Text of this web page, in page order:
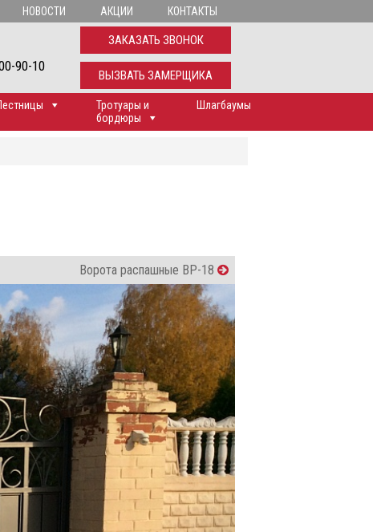
НОВОСТИ АКЦИИ КОНТАКТЫ
90-10
ЗАКАЗАТЬ ЗВОНОК
ВЫЗВАТЬ ЗАМЕРЩИКА
Тротуары и
бордюры
Шлагбаумы
Ворота распашные ВР-18